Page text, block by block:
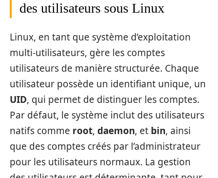
des utilisateurs sous Linux
Linux, en tant que système d’exploitation
multi-utilisateurs, gère les comptes
utilisateurs de manière structurée. Chaque
utilisateur possède un identifiant unique, un
UID, qui permet de distinguer les comptes.
Par défaut, le système inclut des utilisateurs
natifs comme root, daemon, et bin, ainsi
que des comptes créés par l’administrateur
pour les utilisateurs normaux. La gestion